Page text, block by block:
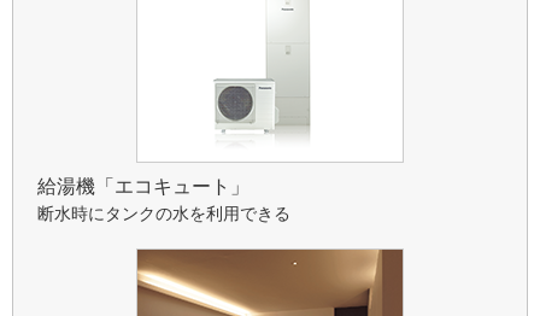
給湯機「エコキュート」
断水時にタンクの水を利用できる